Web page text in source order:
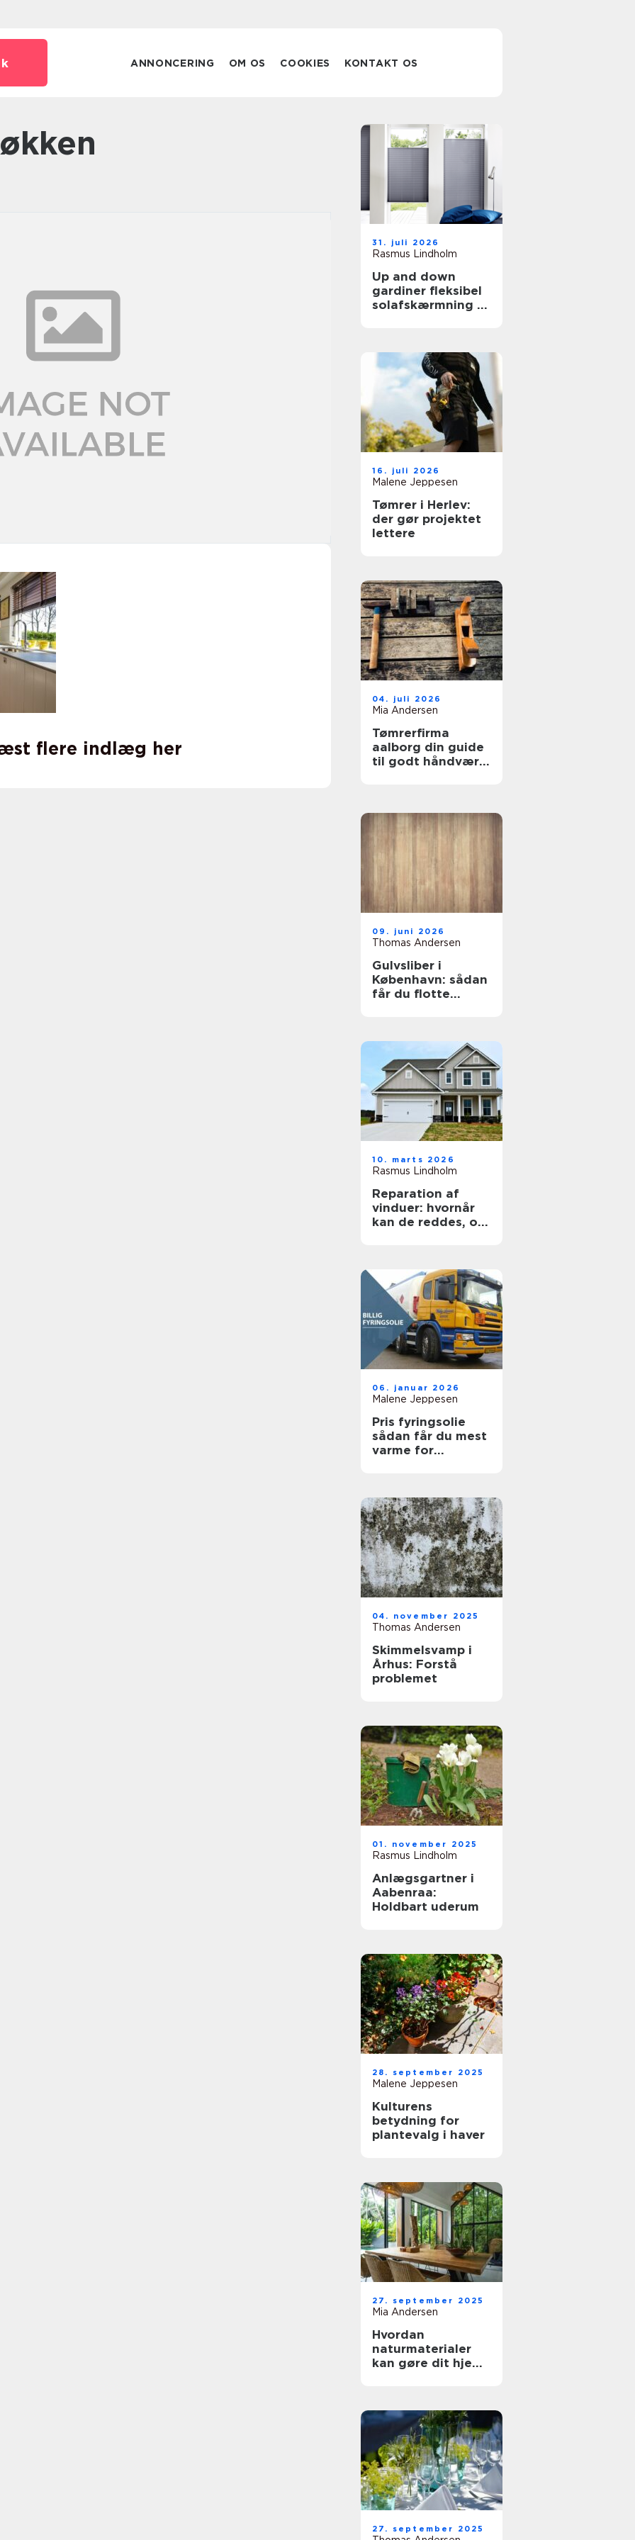
ANNONCERING OM OS COOKIES KONTAKT OS
flere indlæg her
31. juli 2026
Rasmus Lindholm
Up and down
gardiner fleksibel
solafskærmning til
16. juli 2026
Malene Jeppesen
Tømrer i Herlev:
der gør projektet
lettere
04. juli 2026
Mia Andersen
Tømrerfirma
aalborg din guide
til godt håndværk
09. juni 2026
Thomas Andersen
Gulvsliber i
København: sådan
får du flotte
10. marts 2026
Rasmus Lindholm
Reparation af
vinduer: hvornår
kan de reddes, og
06. januar 2026
Malene Jeppesen
Pris fyringsolie
sådan får du mest
varme for
04. november 2025
Thomas Andersen
Skimmelsvamp i
Århus: Forstå
problemet
01. november 2025
Rasmus Lindholm
Anlægsgartner i
Aabenraa:
Holdbart uderum
28. september 2025
Malene Jeppesen
Kulturens
betydning for
plantevalg i haver
27. september 2025
Mia Andersen
Hvordan
naturmaterialer
kan gøre dit hjem
27. september 2025